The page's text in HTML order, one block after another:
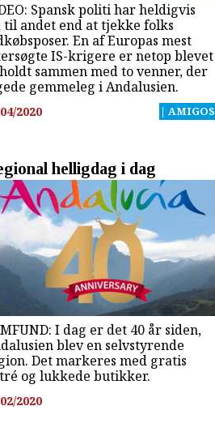
Spansk politi har heldigvis
andet end at tjekke folks
En af Europas mest
IS-krigere er netop blevet
sammen med to venner, der
gemmeleg i Andalusien.
2020 | AMIGOS
helligdag i dag
I dag er det 40 år siden,
blev en selvstyrende
Det markeres med gratis
og lukkede butikker.
2020